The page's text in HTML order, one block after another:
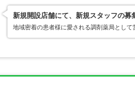
新規開設店舗にて、新規スタッフの募
地域密着の患者様に愛される調剤薬局として